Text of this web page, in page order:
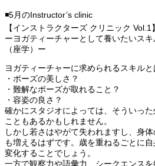
◾️5月のInstructor’s clinic
【インストラクターズ クリニック Vol.1】
ーヨガティーチャーとして養いたいス
（座学）ー
ヨガティーチャーに求められるスキル
・ポーズの美しさ？
・難解なポーズが取れること？
・容姿の良さ？
確かにスタジオによっては、そういっ
こともあるかもしれません。
しかし若さはやがて失われますし、身
も増えるはずです。歳を重ねるごとに
変化することでしょう。
一方で観察力や語彙力、シークエンス